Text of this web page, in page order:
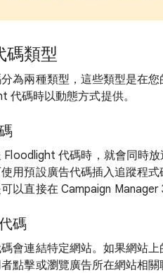
碼類型
為兩種類型，這些類型是在
代碼時以動態方式提供。
Floodlight 代碼時，就會同時
用預設廣告代碼插入追蹤程
以直接在 Campaign Manager
碼
會連結特定網站。如果網站
點擊或瀏覽廣告所在網站相關